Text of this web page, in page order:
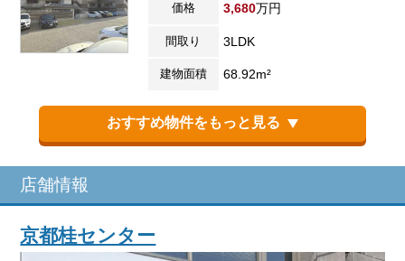
価格 3,680万円
間取り 3LDK
建物面積 68.92m²
おすすめ物件をもっと見る
店舗情報
京都桂センター